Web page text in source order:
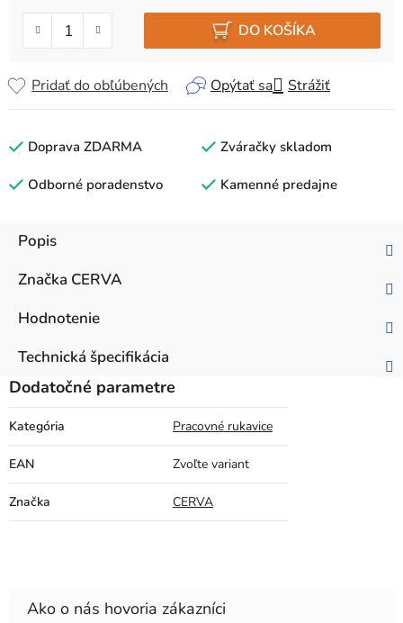
DO KOŠÍKA
Opýtať sa Strážiť
Pridať do obľúbených
Doprava ZDARMA Zváračky skladom
Odborné poradenstvo Kamenné predajne
Popis
Značka CERVA
Hodnotenie
Technická špecifikácia
Dodatočné parametre
Kategória Pracovné rukavice
EAN Zvoľte variant
Značka CERVA